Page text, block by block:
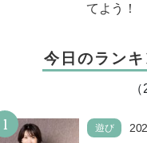
てよう！
今日のラン
1 遊び